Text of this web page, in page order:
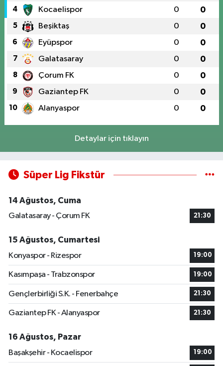
4 Kocaelispor 0 0
5 Beşiktaş 0 0
6 Eyüpspor 0 0
7 Galatasaray 0 0
8 Çorum FK 0 0
9 Gaziantep FK 0 0
10 Alanyaspor 0 0
Detaylar için tıklayın
Süper Lig Fikstür
14 Ağustos, Cuma
Galatasaray - Çorum FK
21:30
15 Ağustos, Cumartesi
Konyaspor - Rizespor
19:00
Kasımpaşa - Trabzonspor 19:00
Gençlerbirliği S.K. - Fenerbahçe 21:30
Gaziantep FK - Alanyaspor 21:30
16 Ağustos, Pazar
Başakşehir - Kocaelispor
19:00